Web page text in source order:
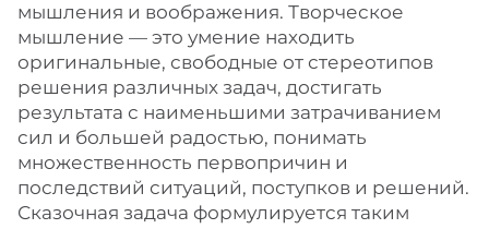
мышления и воображения. Творческое
мышление — это умение находить
оригинальные, свободные от стереотипов
решения различных задач, достигать
результата с наименьшими затрачиванием
сил и большей радостью, понимать
множественность первопричин и
последствий ситуаций, поступков и решений.
Сказочная задача формулируется таким